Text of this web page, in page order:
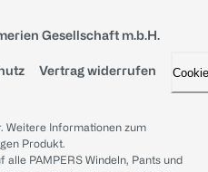
Gesellschaft m.b.H.
Vertrag widerrufen
Weitere Informationen zum
Produkt.
PAMPERS Windeln, Pants und